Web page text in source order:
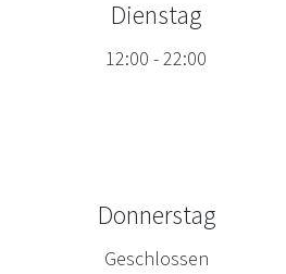
Dienstag
12:00 -22:00
Donnerstag
Geschlossen